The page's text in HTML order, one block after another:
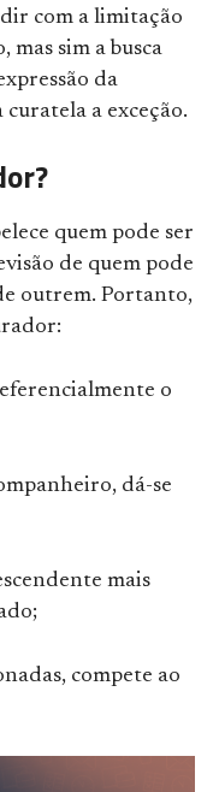
com a limitação
sim a busca
da
a exceção.
quem pode ser
de quem pode
outrem. Portanto,
o
dá-se
mais
compete ao